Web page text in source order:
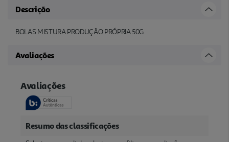
Descrição
BOLAS MISTURA PRODUÇÃO PRÓPRIA 50G
Avaliações